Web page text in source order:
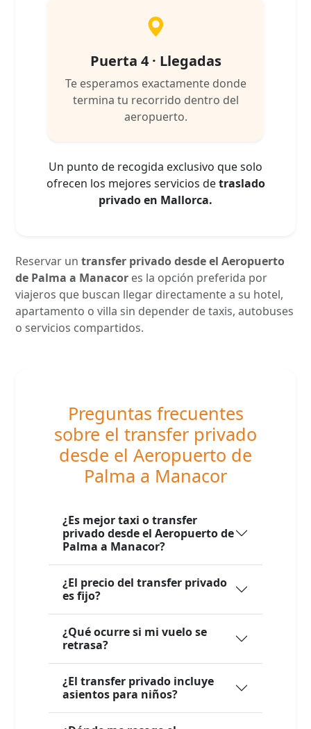
Puerta 4 · Llegadas
Te esperamos exactamente donde
termina tu recorrido dentro del
aeropuerto.
Un punto de recogida exclusivo que solo
ofrecen los mejores servicios detraslado
privado en Mallorca.
Reservar un transfer privado desde el Aeropuerto
de Palma a Manacor es la opción preferida por
viajeros que buscan llegar directamente a su hotel,
apartamento o villa sin depender de taxis, autobuses
o servicios compartidos.
Preguntas frecuentes
sobre el transfer privado
desde el Aeropuerto de
Palma a Manacor
¿Es mejor taxi o transfer
privado desde el Aeropuerto de
Palma a Manacor?
¿El precio del transfer privado
es fijo?
¿Qué ocurre si mi vuelo se
retrasa?
¿El transfer privado incluye
asientos para niños?